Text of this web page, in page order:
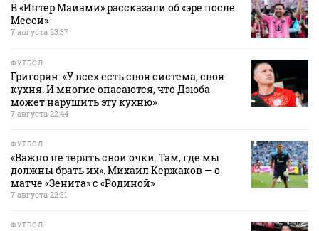
В «Интер Майами» рассказали об «эре после
Месси»
7 августа 23:37
ФУТБОЛ
Григорян: «У всех есть своя система, своя
кухня. И многие опасаются, что Дзюба
может нарушить эту кухню»
7 августа 22:44
ФУТБОЛ
«Важно не терять свои очки. Там, где мы
должны брать их». Михаил Кержаков — о
матче «Зенита» с «Родиной»
7 августа 22:31
ФУТБОЛ